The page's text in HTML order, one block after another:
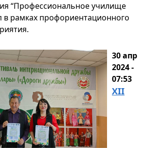
“Профессиональное училище
в рамках профориентационного
30 апр
2024 -
07:53
XII